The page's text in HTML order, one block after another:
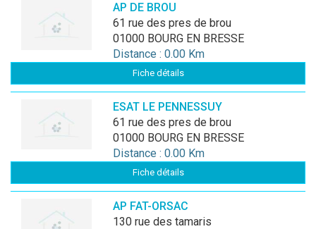
AP DE BROU
61 rue des pres de brou
01000 BOURG EN BRESSE
Distance : 0.00 Km
Fiche détails
ESAT LE PENNESSUY
61 rue des pres de brou
01000 BOURG EN BRESSE
Distance : 0.00 Km
Fiche détails
AP FAT-ORSAC
130 rue des tamaris